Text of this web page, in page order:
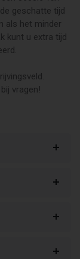
geschatte tijd
als het minder
kunt u extra tijd
vragen!